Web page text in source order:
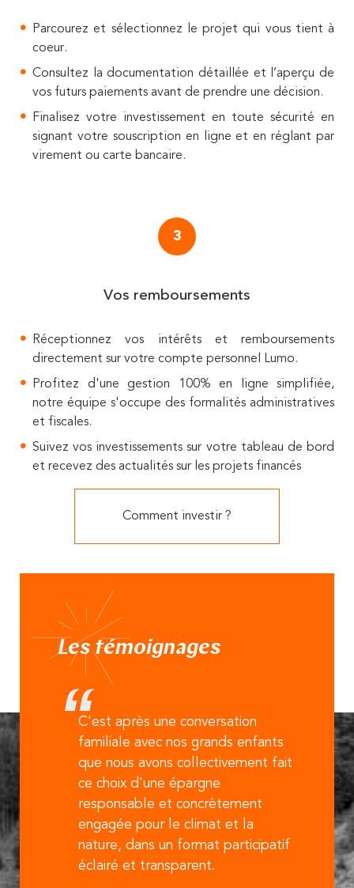
Parcourez et sélectionnez le projet qui vous tient à
coeur.
Consultez la documentation détaillée et l’aperçu de
vos futurs paiements avant de prendre une décision.
Finalisez votre investissement en toute sécurité en
signant votre souscription en ligne et en réglant par
virement ou carte bancaire.
3
Vos remboursements
Réceptionnez vos intérêts et remboursements
directement sur votre compte personnel Lumo.
Profitez d'une gestion 100% en ligne simplifiée,
notre équipe s'occupe des formalités administratives
et fiscales.
Suivez vos investissements sur votre tableau de bord
et recevez des actualités sur les projets financés
Comment investir ?
Les témoignages
C'est après une conversation
familiale avec nos grands enfants
que nous avons collectivement fait
ce choix d'une épargne
responsable et concrètement
engagée pour le climat et la
nature, dans un format participatif
éclairé et transparent.